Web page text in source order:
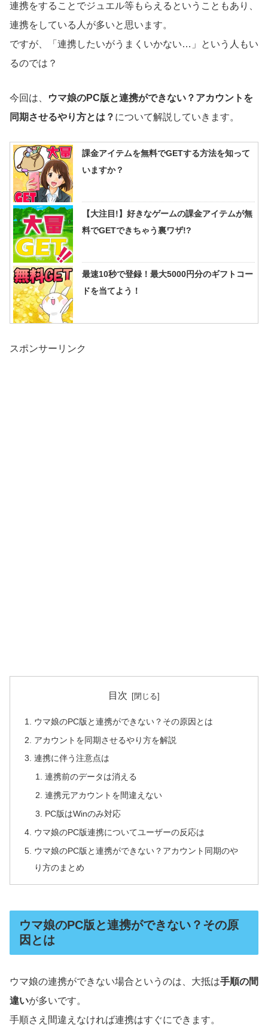
連携をすることでジュエル等もらえるということもあり、
連携をしている人が多いと思います。
ですが、「連携したいがうまくいかない…」という人もい
るのでは？
今回は、
ウマ娘のPC版と連携ができない？アカウントを
同期させるやり方とは？ について解説していきます。
課金アイテムを無料でGETする方法を知って
いますか？
【大注目!】好きなゲームの課金アイテムが無
料でGETできちゃう裏ワザ!?
最速10秒で登録！最大5000円分のギフトコー
ドを当てよう！
スポンサーリンク
目次
ウマ娘のPC版と連携ができない？その原因とは
アカウントを同期させるやり方を解説
連携に伴う注意点は
連携前のデータは消える
連携元アカウントを間違えない
PC版はWinのみ対応
ウマ娘のPC版連携についてユーザーの反応は
ウマ娘のPC版と連携ができない？アカウント同期のや
り方のまとめ
ウマ娘のPC版と連携ができない？その原
因とは
ウマ娘の連携ができない場合というのは、大抵は手順の間
違いが多いです。
手順さえ間違えなければ連携はすぐにできます。